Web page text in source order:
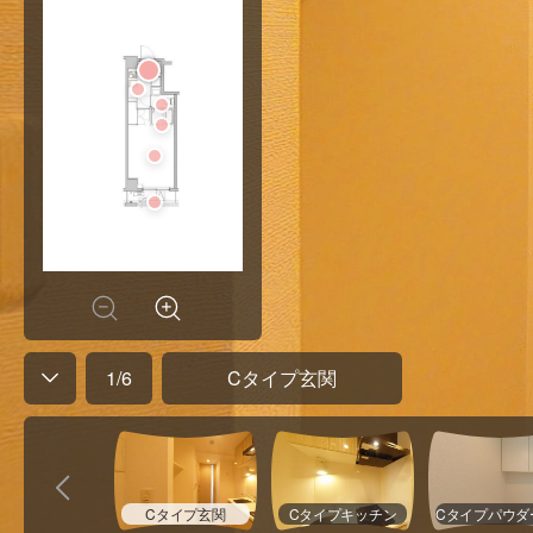
1/6 Cタイプ玄関
Cタイプ玄関 Cタイプキッチン